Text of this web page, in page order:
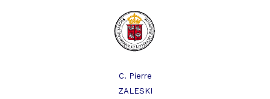
C. Pierre
ZALESKI